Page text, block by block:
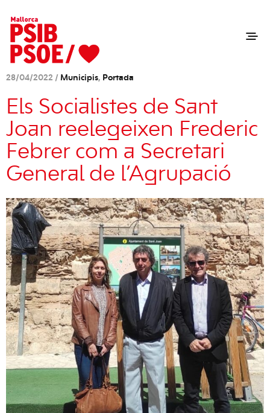
28/04/2022 / Municipis, Portada
Els Socialistes de Sant
Joan reelegeixen Frederic
Febrer com a Secretari
General de l’Agrupació